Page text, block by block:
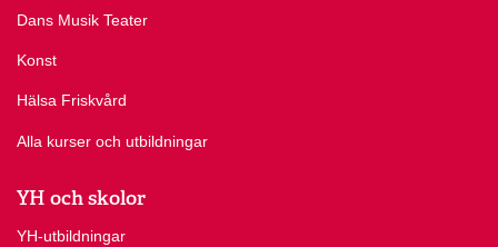
Dans Musik Teater
Konst
Hälsa Friskvård
Alla kurser och utbildningar
YH och skolor
YH-utbildningar